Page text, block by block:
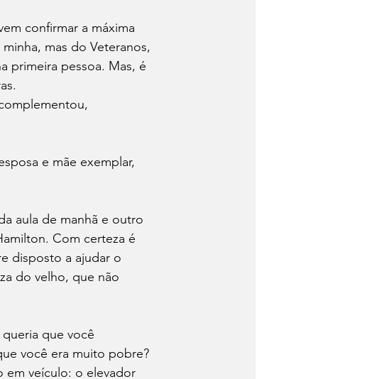
confirmar a máxima
mas do Veteranos,
primeira pessoa. Mas, é
e mãe exemplar,
aula de manhã e outro
Com certeza é
disposto a ajudar o
do velho, que não
que você
você era muito pobre?
em veículo: o elevador